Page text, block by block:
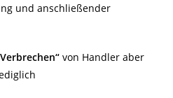
und anschließender
von Handler aber